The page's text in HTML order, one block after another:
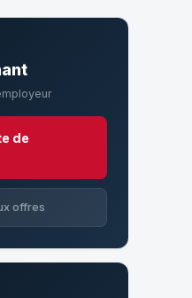
de
offres